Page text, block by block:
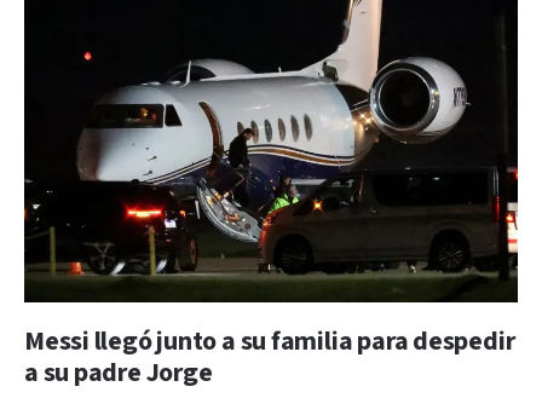
Messi llegó junto a su familia para despedir
a su padre Jorge